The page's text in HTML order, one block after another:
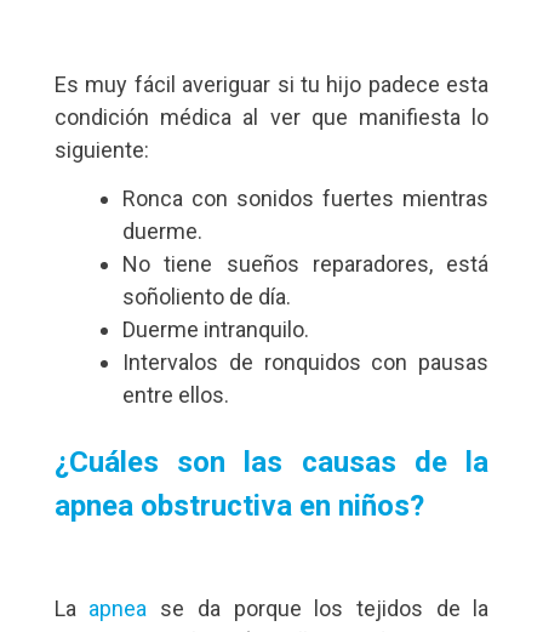
Es muy fácil averiguar si tu hijo padece esta
condición médica al ver que manifiesta lo
siguiente:
Ronca con sonidos fuertes mientras
duerme.
No tiene sueños reparadores, está
soñoliento de día.
Duerme intranquilo.
Intervalos de ronquidos con pausas
entre ellos.
¿Cuáles son las causas de la
apnea obstructiva en niños?
La apnea se da porque los tejidos de la